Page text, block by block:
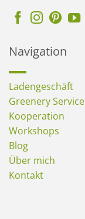
Navigation
Ladengeschäft
Greenery Service
Kooperation
Workshops
Blog
Über mich
Kontakt